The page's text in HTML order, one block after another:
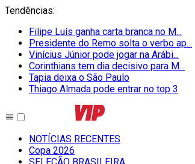
Tendências:
Filipe Luís ganha carta branca no M...
Presidente do Remo solta o verbo ap...
Vinícius Júnior pode jogar na Arábi...
Corinthians tem dia decisivo para M...
Tapia deixa o São Paulo
Thiago Almada pode entrar no top 3
NOTÍCIAS RECENTES
Copa 2026